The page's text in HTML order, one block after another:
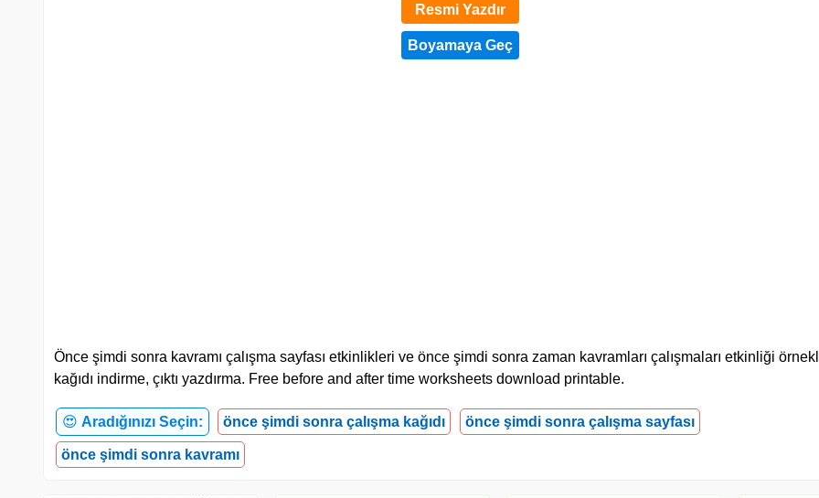
Resmi Yazdır
Önce şimdi sonra kavramı çalışma sayfası etkinlikleri ve önce şimdi sonra zaman kavramları çalışmaları etkinliği
kağıdı indirme, çıktı yazdırma. Free before and after time worksheets download printable.
😍 Aradığınızı Seçin: önce şimdi sonra çalışma kağıdı önce şimdi sonra çalışma sayfası
önce şimdi sonra kavramı